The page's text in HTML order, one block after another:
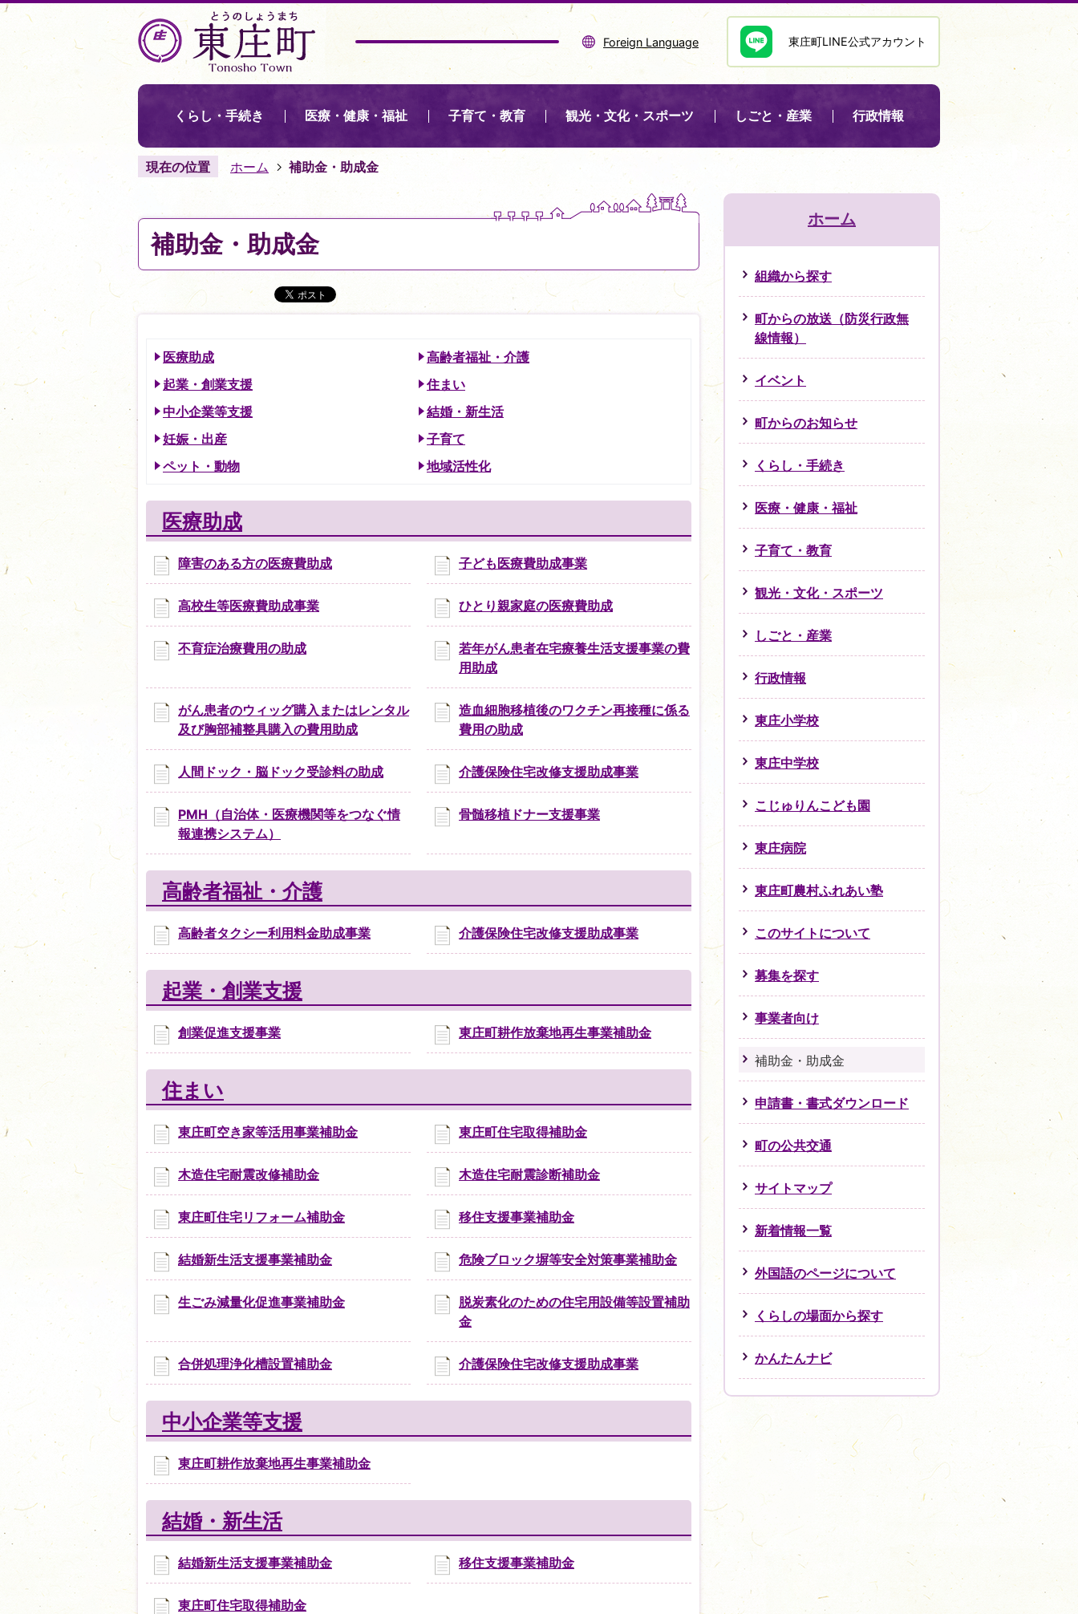
Foreign Language 東庄町LINE公式アカウント
くらし・手続き 医療・健康・福祉 子育て・教育 観光・文化・スポーツ しごと・産業 行政情報
現在の位置 ホーム 補助金・助成金
補助金・助成金
医療助成
高齢者福祉・介護
起業・創業支援
住まい
中小企業等支援
結婚・新生活
妊娠・出産
子育て
ペット・動物
地域活性化
医療助成
障害のある方の医療費助成 子ども医療費助成事業
高校生等医療費助成事業 ひとり親家庭の医療費助成
不育症治療費用の助成
若年がん患者在宅療養生活支援事業の費
用助成
がん患者のウィッグ購入またはレンタル
及び胸部補整具購入の費用助成
造血細胞移植後のワクチン再接種に係る
費用の助成
人間ドック・脳ドック受診料の助成 介護保険住宅改修支援助成事業
PMH（自治体・医療機関等をつなぐ情
報連携システム）
骨髄移植ドナー支援事業
高齢者福祉・介護
高齢者タクシー利用料金助成事業 介護保険住宅改修支援助成事業
起業・創業支援
創業促進支援事業 東庄町耕作放棄地再生事業補助金
住まい
東庄町空き家等活用事業補助金 東庄町住宅取得補助金
木造住宅耐震改修補助金 木造住宅耐震診断補助金
東庄町住宅リフォーム補助金 移住支援事業補助金
結婚新生活支援事業補助金 危険ブロック塀等安全対策事業補助金
生ごみ減量化促進事業補助金
脱炭素化のための住宅用設備等設置補助
金
合併処理浄化槽設置補助金 介護保険住宅改修支援助成事業
中小企業等支援
東庄町耕作放棄地再生事業補助金
結婚・新生活
結婚新生活支援事業補助金 移住支援事業補助金
東庄町住宅取得補助金
ホーム
組織から探す
町からの放送（防災行政無
線情報）
イベント
町からのお知らせ
くらし・手続き
医療・健康・福祉
子育て・教育
観光・文化・スポーツ
しごと・産業
行政情報
東庄小学校
東庄中学校
こじゅりんこども園
東庄病院
東庄町農村ふれあい塾
このサイトについて
募集を探す
事業者向け
補助金・助成金
申請書・書式ダウンロード
町の公共交通
サイトマップ
新着情報一覧
外国語のページについて
くらしの場面から探す
かんたんナビ